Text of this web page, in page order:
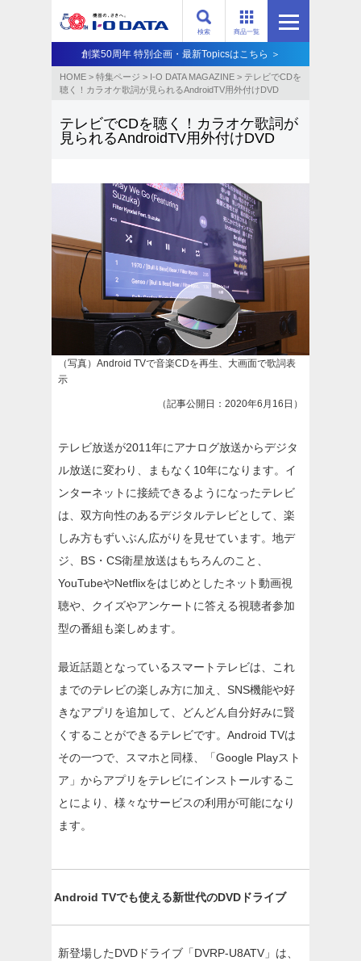
商品一覧
検索
創業50周年 特別企画・最新Topicsはこちら ＞
HOME > 特集ページ > I-O DATA MAGAZINE > テレビでCDを
聴く！カラオケ歌詞が見られるAndroidTV用外付けDVD
テレビでCDを聴く！カラオケ歌詞が
見られるAndroidTV用外付けDVD
（写真）Android TVで音楽CDを再生、大画面で歌詞表
示
（記事公開日：2020年6月16日）
テレビ放送が2011年にアナログ放送からデジタ
ル放送に変わり、まもなく10年になります。イ
ンターネットに接続できるようになったテレビ
は、双方向性のあるデジタルテレビとして、楽
しみ方もずいぶん広がりを見せています。地デ
ジ、BS・CS衛星放送はもちろんのこと、
YouTubeやNetflixをはじめとしたネット動画視
聴や、クイズやアンケートに答える視聴者参加
型の番組も楽しめます。
最近話題となっているスマートテレビは、これ
までのテレビの楽しみ方に加え、SNS機能や好
きなアプリを追加して、どんどん自分好みに賢
くすることができるテレビです。Android TVは
その一つで、スマホと同様、「Google Playスト
ア」からアプリをテレビにインストールするこ
とにより、様々なサービスの利用が可能になり
ます。
Android TVでも使える新世代のDVDドライブ
新登場したDVDドライブ「DVRP-U8ATV」は、